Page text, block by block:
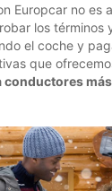
Europcar no es
los términos
el coche y
que
conductores